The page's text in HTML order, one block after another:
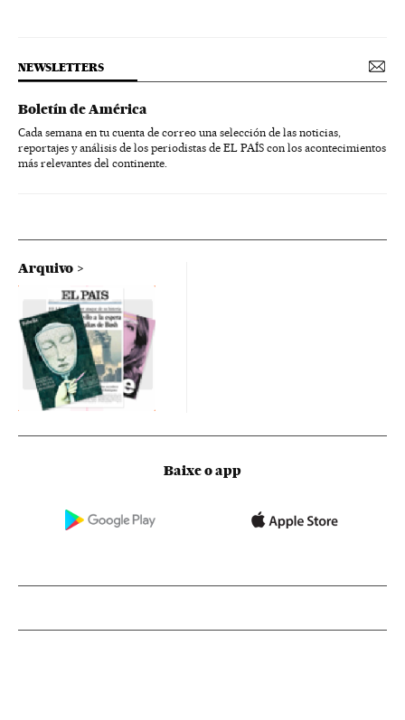
NEWSLETTERS
Boletín de América
Cada semana en tu cuenta de correo una selección de las noticias,
reportajes y análisis de los periodistas de EL PAÍS con los acontecimientos
más relevantes del continente.
Arquivo
Baixe o app